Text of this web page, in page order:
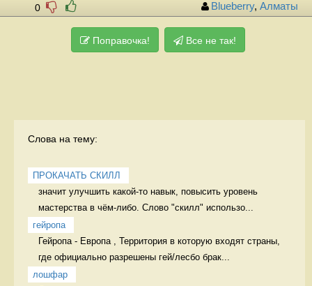
0 Blueberry, Алматы
Поправочка! Все не так!
Слова на тему:
ПРОКАЧАТЬ СКИЛЛ
значит улучшить какой-то навык, повысить уровень
мастерства в чём-либо. Слово "скилл" использо...
гейропа
Гейропа - Европа , Территория в которую входят страны,
где официально разрешены гей/лесбо брак...
лошфар